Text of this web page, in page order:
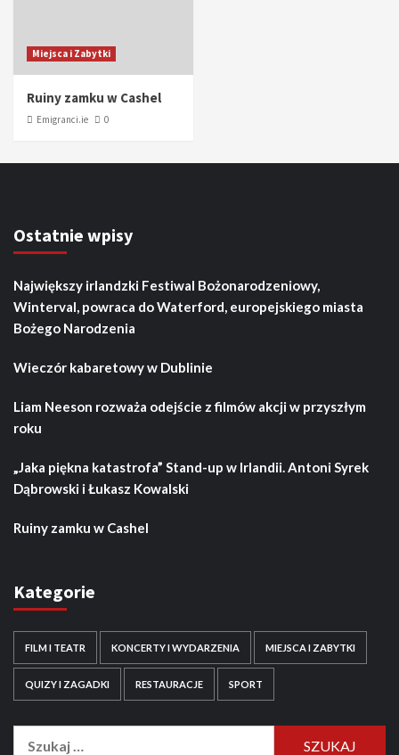
Miejsca i Zabytki
Ruiny zamku w Cashel
Emigranci.ie 0
Ostatnie wpisy
Największy irlandzki Festiwal Bożonarodzeniowy,
Winterval, powraca do Waterford, europejskiego miasta
Bożego Narodzenia
Wieczór kabaretowy w Dublinie
Liam Neeson rozważa odejście z filmów akcji w przyszłym
roku
„Jaka piękna katastrofa” Stand-up w Irlandii. Antoni Syrek
Dąbrowski i Łukasz Kowalski
Ruiny zamku w Cashel
Kategorie
FILM I TEATR KONCERTY I WYDARZENIA MIEJSCA I ZABYTKI
QUIZY I ZAGADKI RESTAURACJE SPORT